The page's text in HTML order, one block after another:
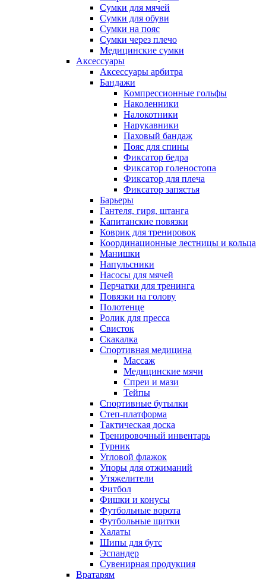
Сумки для мячей
Сумки для обуви
Сумки на пояс
Сумки через плечо
Медицинские сумки
Аксессуары
Аксессуары арбитра
Бандажи
Компрессионные гольфы
Наколенники
Налокотники
Нарукавники
Паховый бандаж
Пояс для спины
Фиксатор бедра
Фиксатор голеностопа
Фиксатор для плеча
Фиксатор запястья
Барьеры
Гантеля, гиря, штанга
Капитанские повязки
Коврик для тренировок
Координационные лестницы и кольца
Манишки
Напульсники
Насосы для мячей
Перчатки для тренинга
Повязки на голову
Полотенце
Ролик для пресса
Свисток
Скакалка
Спортивная медицина
Массаж
Медицинские мячи
Спреи и мази
Тейпы
Спортивные бутылки
Степ-платформа
Тактическая доска
Тренировочный инвентарь
Турник
Угловой флажок
Упоры для отжиманий
Утяжелители
Фитбол
Фишки и конусы
Футбольные ворота
Футбольные щитки
Халаты
Шипы для бутс
Эспандер
Сувенирная продукция
Вратарям